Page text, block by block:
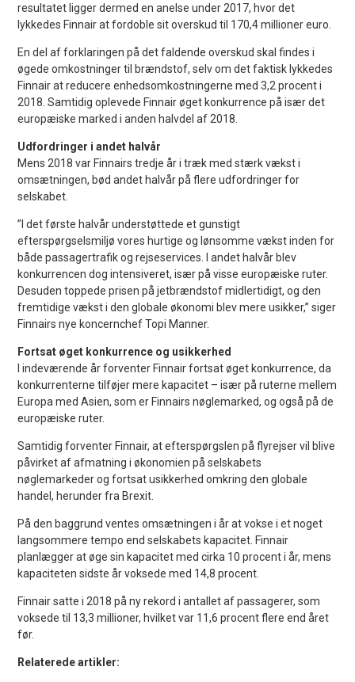
resultatet ligger dermed en anelse under 2017, hvor det
lykkedes Finnair at fordoble sit overskud til 170,4 millioner euro.
En del af forklaringen på det faldende overskud skal findes i
øgede omkostninger til brændstof, selv om det faktisk lykkedes
Finnair at reducere enhedsomkostningerne med 3,2 procent i
2018. Samtidig oplevede Finnair øget konkurrence på især det
europæiske marked i anden halvdel af 2018.
Udfordringer i andet halvår
Mens 2018 var Finnairs tredje år i træk med stærk vækst i
omsætningen, bød andet halvår på flere udfordringer for
selskabet.
”I det første halvår understøttede et gunstigt
efterspørgselsmiljø vores hurtige og lønsomme vækst inden for
både passagertrafik og rejseservices. I andet halvår blev
konkurrencen dog intensiveret, især på visse europæiske ruter.
Desuden toppede prisen på jetbrændstof midlertidigt, og den
fremtidige vækst i den globale økonomi blev mere usikker,” siger
Finnairs nye koncernchef Topi Manner.
Fortsat øget konkurrence og usikkerhed
I indeværende år forventer Finnair fortsat øget konkurrence, da
konkurrenterne tilføjer mere kapacitet – især på ruterne mellem
Europa med Asien, som er Finnairs nøglemarked, og også på de
europæiske ruter.
Samtidig forventer Finnair, at efterspørgslen på flyrejser vil blive
påvirket af afmatning i økonomien på selskabets
nøglemarkeder og fortsat usikkerhed omkring den globale
handel, herunder fra Brexit.
På den baggrund ventes omsætningen i år at vokse i et noget
langsommere tempo end selskabets kapacitet. Finnair
planlægger at øge sin kapacitet med cirka 10 procent i år, mens
kapaciteten sidste år voksede med 14,8 procent.
Finnair satte i 2018 på ny rekord i antallet af passagerer, som
voksede til 13,3 millioner, hvilket var 11,6 procent flere end året
før.
Relaterede artikler: